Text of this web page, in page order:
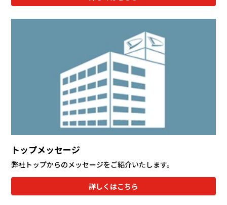
トップメッセージ
弊社トップからのメッセージをご紹介いたします。
詳しくはこちら